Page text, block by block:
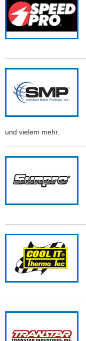
und vielem mehr.